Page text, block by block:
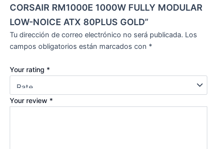
CORSAIR RM1000E 1000W FULLY MODULAR
LOW-NOICE ATX 80PLUS GOLD”
Tu dirección de correo electrónico no será publicada. Los
campos obligatorios están marcados con *
Your rating *
Your review *